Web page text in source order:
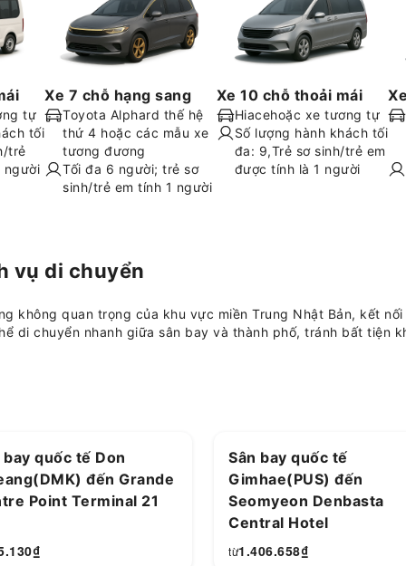
tự
tối
trẻ
người
Xe 7 chỗ hạng sang
Toyota Alphard thế hệ
thứ 4 hoặc các mẫu xe
tương đương
Tối đa 6 người; trẻ sơ
sinh/trẻ em tính 1 người
Xe 10 chỗ thoải mái
Hiacehoặc xe tương tự
Số lượng hành khách tối
đa: 9,Trẻ sơ sinh/trẻ em
được tính là 1 người
vụ di chuyển
không quan trọng của khu vực miền Trung Nhật Bản, kết
di chuyển nhanh giữa sân bay và thành phố, tránh bất tiện
bay quốc tế Don
đến Grande
Point Terminal 21
₫
Sân bay quốc tế
Gimhae(PUS) đến
Seomyeon Denbasta
Central Hotel
₫
1.406.658
từ